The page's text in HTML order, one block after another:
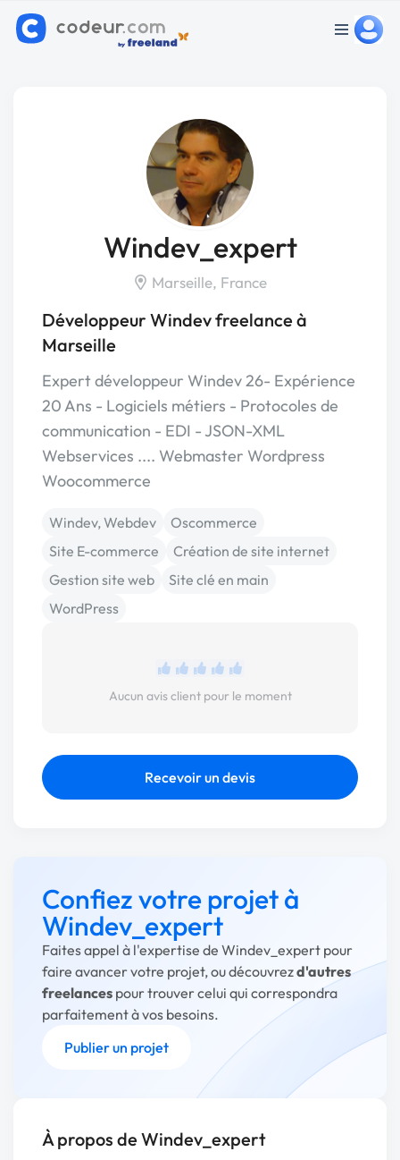
Windev_expert
Marseille, France
Développeur Windev freelance à
Marseille
Expert développeur Windev 26- Expérience
20 Ans - Logiciels métiers - Protocoles de
communication - EDI - JSON-XML
Webservices .... Webmaster Wordpress
Woocommerce
Windev, Webdev
Oscommerce
Site E-commerce
Création de site internet
Gestion site web
Site clé en main
WordPress
Aucun avis client pour le moment
Recevoir un devis
Confiez votre projet à
Windev_expert
Faites appel à l'expertise de Windev_expert pour
faire avancer votre projet, ou découvrezd'autres
freelances pour trouver celui qui correspondra
parfaitement à vos besoins.
Publier un projet
À propos de Windev_expert